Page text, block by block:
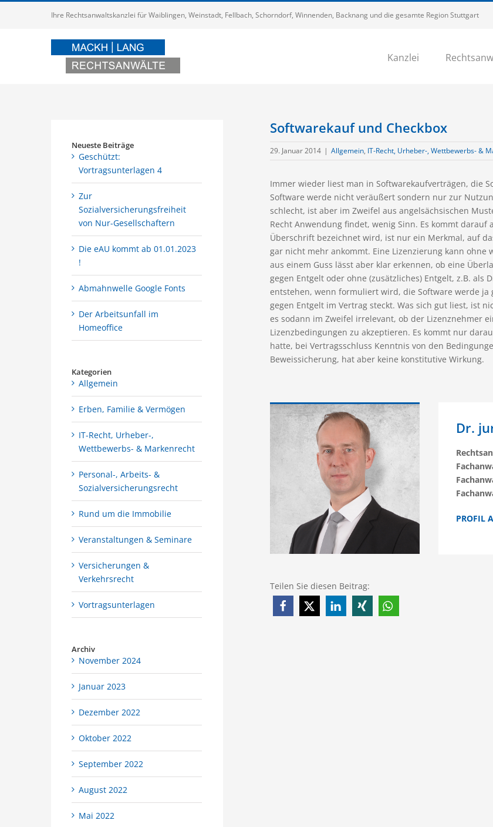
Ihre Rechtsanwaltskanzlei für Waiblingen, Weinstadt, Fellbach, Schorndorf, Winnenden, Backnang und die gesamte Region Stuttgart
Kanzlei
Softwarekauf und Checkbox
29. Januar 2014 | Allgemein, IT-Recht, Urheber-, Wettbewerbs- &
Immer wieder liest man in Softwarekaufverträgen, die
Software werde nicht veräußert sondern nur zur
schlecht, ist aber im Zweifel aus angelsächsischen
Recht Anwendung findet, wenig Sinn. Es kommt
Überschrift bezeichnet wird, ist nur ein Merkmal, auf
gar nicht mehr ankommt. Eine Lizenzierung kann ohne
aus einem Guss lässt aber klar erkennen, ob eine
gegen Entgelt oder ohne (zusätzliches) Entgelt, z.B.
entstehen, wenn formuliert wird, die Software werde
gegen Entgelt im Vertrag steckt. Was sich gut liest, ist
es sodann im Zweifel irrelevant, ob der Lizenznehmer
Lizenzbedingungen zu akzeptieren. Es kommt nur
hatte, bei Vertragsschluss Kenntnis von den
Beweissicherung, hat aber keine konstitutive Wirkung.
Dr.
PROFIL
Teilen Sie diesen Beitrag:
Neueste Beiträge
Geschützt:
Vortragsunterlagen 4
Zur
Sozialversicherungsfreiheit
von Nur-Gesellschaftern
Die eAU kommt ab 01.01.2023
!
Abmahnwelle Google Fonts
Der Arbeitsunfall im
Homeoffice
Kategorien
Allgemein
Erben, Familie & Vermögen
IT-Recht, Urheber-,
Wettbewerbs- & Markenrecht
Personal-, Arbeits- &
Sozialversicherungsrecht
Rund um die Immobilie
Veranstaltungen & Seminare
Versicherungen &
Verkehrsrecht
Vortragsunterlagen
Archiv
November 2024
Januar 2023
Dezember 2022
Oktober 2022
September 2022
August 2022
Mai 2022